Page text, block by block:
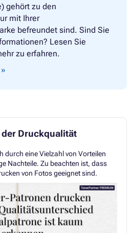
gehört zu den
mit Ihrer
befreundet sind. Sind Sie
Lesen Sie
zu erfahren.
Druckqualität
durch eine Vielzahl von Vorteilen
Nachteile. Zu beachten ist, dass
von Fotos geeignet sind.